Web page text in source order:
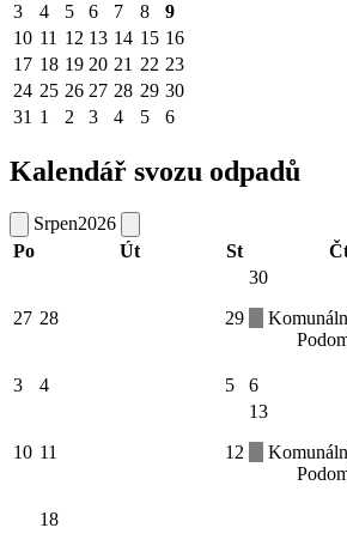
3
4 5 6 7 8
9
10 11 12 13 14 15 16
17 18 19 20 21 22 23
24 25 26 27 28 29 30
31 1 2 3 4 5 6
Kalendář svozu odpadů
Srpen2026
Po
Út St
27 28 29
30
3 4 5 6
10 11 12
13
18